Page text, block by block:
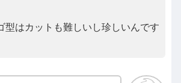
型はカットも難しいし珍しいんです